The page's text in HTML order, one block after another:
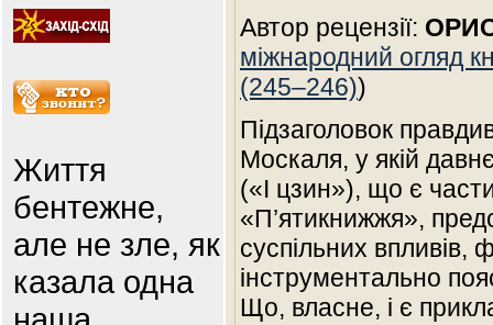
Життя
бентежне,
але не зле, як
казала одна
Автор рецензії:
міжнародний огляд
(245–246))
Підзаголовок
Москаля, у якій
(«І цзин»), що є
«П’ятикнижжя»,
суспільних впливів,
інструментально
Що, власне, і є